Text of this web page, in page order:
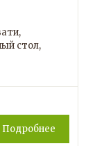
стол,
Подробнее